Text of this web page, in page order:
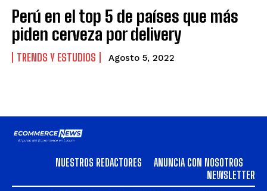
Perú en el top 5 de países que más
piden cerveza por delivery
TRENDS Y ESTUDIOS Agosto 5, 2022
NUESTROS REDACTORES
ANUNCIA CON NOSOTROS
NEWSLETTER